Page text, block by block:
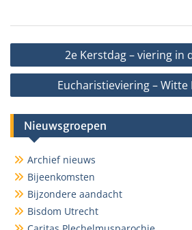
Bericht
navigatie
2e Kerstdag – viering in
Eucharistieviering –
Nieuwsgroepen
Archief nieuws
Bijeenkomsten
Bijzondere aandacht
Bisdom Utrecht